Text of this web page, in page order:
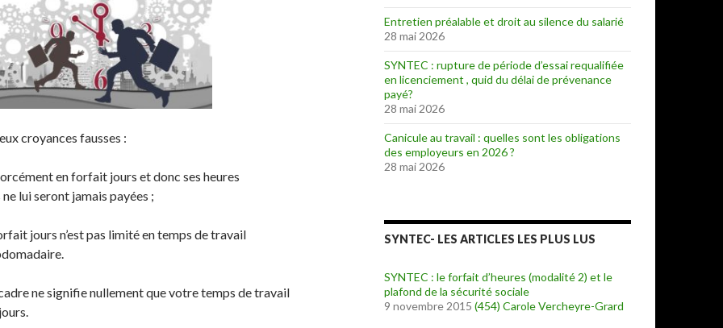
croyances fausses :
en forfait jours et donc ses heures
lui seront jamais payées ;
jours n’est pas limité en temps de travail
ne signifie nullement que votre temps de travail
Entretien préalable et droit au silence du salarié
28 mai 2026
SYNTEC : rupture de période d’essai requalifiée
en licenciement , quid du délai de prévenance
payé?
28 mai 2026
Canicule au travail : quelles sont les obligations
des employeurs en 2026 ?
28 mai 2026
SYNTEC- LES ARTICLES LES PLUS LUS
SYNTEC : le forfait d’heures (modalité 2) et le
plafond de la sécurité sociale
9 novembre 2015 (454) Carole Vercheyre-Grard